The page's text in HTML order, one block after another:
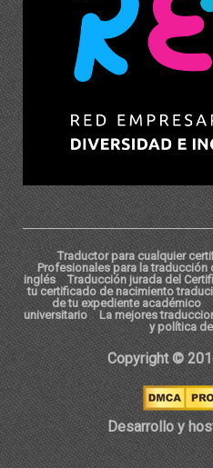
Traductor para cualquier
Profesionales para la traducción
inglés
Traducción jurada del
tu certificado de nacimiento
de tu expediente académico
universitario
La mejores
y política
Copyright ©
Desarrollo y